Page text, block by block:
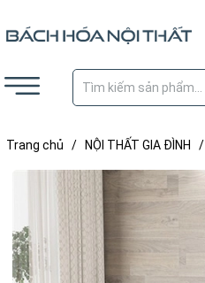
Trang chủ / NỘI THẤT GIA ĐÌNH /